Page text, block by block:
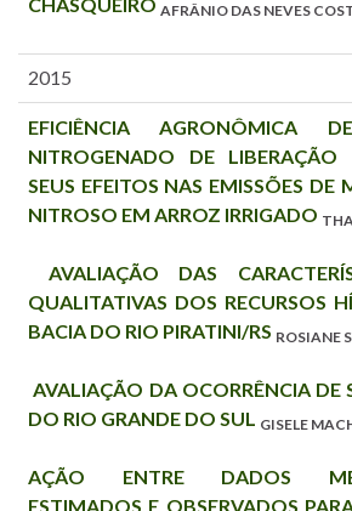
AFRÂNIO DAS NEVES
2015
EFICIÊNCIA AGRONÔMICA
NITROGENADO DE
SEUS EFEITOS NAS EMISSÕES
NITROSO EM ARROZ IRRIGADO
AVALIAÇÃO DAS
QUALITATIVAS DOS RECURSOS
BACIA DO RIO PIRATINI/RS ROSIANE
AVALIAÇÃO DA OCORRÊNCIA DE
DO RIO GRANDE DO SUL
GISELE
AÇÃO ENTRE DADOS
ESTIMADOS E OBSERVADOS